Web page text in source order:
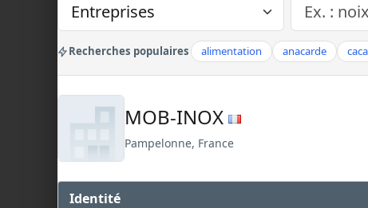
Recherches populaires alimentation anacarde
MOB-INOX
Pampelonne, France
Identité